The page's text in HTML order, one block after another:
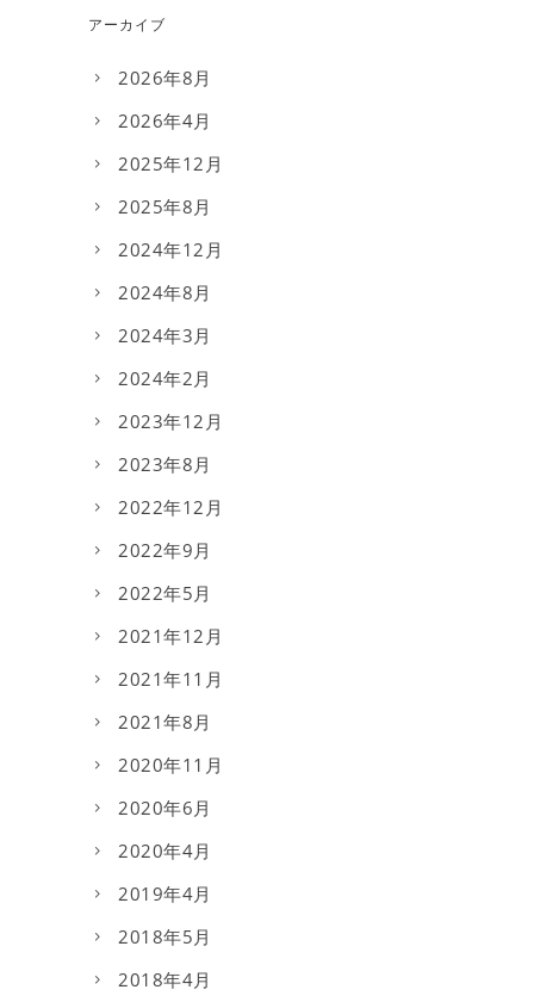
アーカイブ
2026年8月
2026年4月
2025年12月
2025年8月
2024年12月
2024年8月
2024年3月
2024年2月
2023年12月
2023年8月
2022年12月
2022年9月
2022年5月
2021年12月
2021年11月
2021年8月
2020年11月
2020年6月
2020年4月
2019年4月
2018年5月
2018年4月